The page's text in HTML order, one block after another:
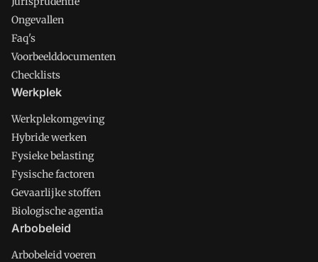
Ongevallen
Faq's
Voorbeelddocumenten
Checklists
Werkplek
Werkplekomgeving
Hybride werken
Fysieke belasting
Fysische factoren
Gevaarlijke stoffen
Biologische agentia
Arbobeleid
Arbobeleid voeren